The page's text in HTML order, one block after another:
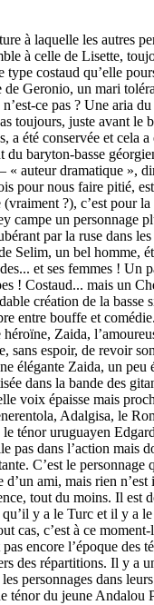
à laquelle les autres
à celle de Lisette,
type costaud qu’elle
de Geronio, un mari
pas ? Une aria
toujours, juste avant le
a été conservée et cela
du baryton-basse
« auteur dramatique »,
pour nous faire pitié,
(vraiment ?), c’est pour
campe un personnage
par la ruse dans
Selim, un bel homme,
et ses femmes ! Un
! Costaud... mais un
création de la basse
entre bouffe et
héroïne, Zaida,
sans espoir, de revoir
élégante Zaida, un
dans la bande des
voix épaisse mais
Adalgisa, le
ténor uruguayen
pas dans l’action mais
C’est le personnage
d’un ami, mais rien
tout du moins. Il est
qu’il y a le Turc et il y a
cas, c’est à ce
pas encore l’époque des
des répartitions. Il y a
personnages dans
ténor du jeune Andalou